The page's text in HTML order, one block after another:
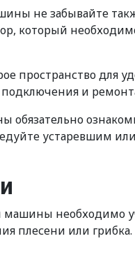
не забывайте
который
пространство
и
обязательно
машины необходимо
плесени или